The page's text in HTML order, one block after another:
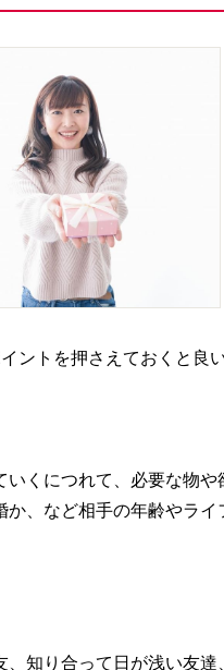
ントを押さえておくと良い
くにつれて、必要な物
、など相手の年齢やラ
知り合って日が浅い友